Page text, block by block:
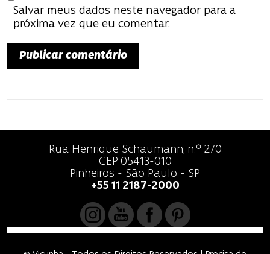
Salvar meus dados neste navegador para a
próxima vez que eu comentar.
Rua Henrique Schaumann, n.º 270
CEP 05413-010
Pinheiros - São Paulo - SP
+55 11 2187-2000